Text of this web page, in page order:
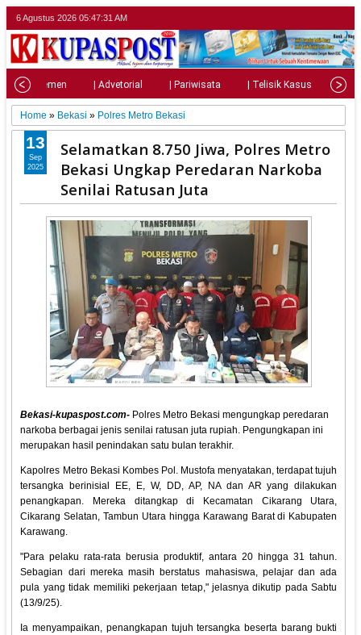
6 Agustus 2026 05:47:32 AM
| Parlemen | Advetorial | Pariwisata | Telisik Kasus |
Home » Bekasi » Polres Metro Bekasi
Selamatkan 8.750 Jiwa, Polres Metro
Bekasi Ungkap Peredaran Narkoba
Senilai Ratusan Juta
Bekasi-kupaspost.com- Polres Metro Bekasi mengungkap peredaran
narkoba berbagai jenis senilai ratusan juta rupiah. Pengungkapan ini
merupakan hasil penindakan satu bulan terakhir.
Kapolres Metro Bekasi Kombes Pol. Mustofa menyatakan, terdapat tujuh
tersangka berinisial EE, E, W, DD, AP, NA dan AR yang dilakukan
penangkapan. Mereka ditangkap di Kecamatan Cikarang Utara,
Cikarang Selatan, Tambun Utara hingga Karawang Barat di Kabupaten
Karawang.
"Para pelaku rata-rata berusia produktif, antara 20 hingga 31 tahun.
Sebagian dari mereka masih berstatus mahasiswa, pelajar dan ada
pula yang tidak memiliki pekerjaan tetap," jelasnya dikutip pada Sabtu
(13/9/25).
Ia menyampaikan, penangkapan tujuh tersangka beserta barang bukti
13
Sep
2025